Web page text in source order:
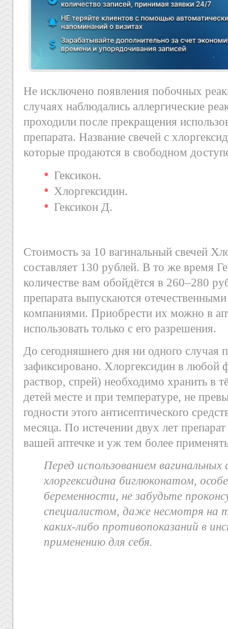
Не исключено появления побочных
случаях наблюдались аллергические
проходили после прекращения
препарата. Название свечей с
которые продаются в свободном
Гексикон.
Хлоргексидин.
Гексикон Д.
Стоимость за 10 вагинальный свечей
составляет 130 рублей. В то же время
количестве вам обойдётся в 260–280
препарата выпускаются
компаниями. Приобрести их можно в
использовать только с его разрешения.
До сегодняшнего дня ни одного случая
зафиксировано. Хлоргексидин в любой
раствор, спрей) необходимо хранить в
детей месте и при температуре, не
годности этого антисептического
месяца. По истечении двух лет
вашей аптечке и уж тем более
Перед использованием вагинальных
хлоргексидина биглюконатом,
беременности, не забудьте
специалистом, даже несмотря на
каких-либо противопоказаний в
применению для себя.